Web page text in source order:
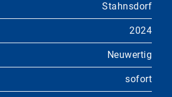
Stahnsdorf
2024
Neuwertig
sofort